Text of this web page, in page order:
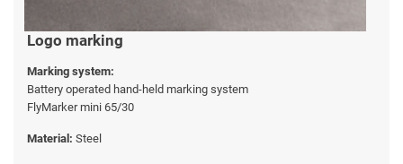
Logo marking
Marking system:
Battery operated hand-held marking system
FlyMarker mini 65/30
Material: Steel